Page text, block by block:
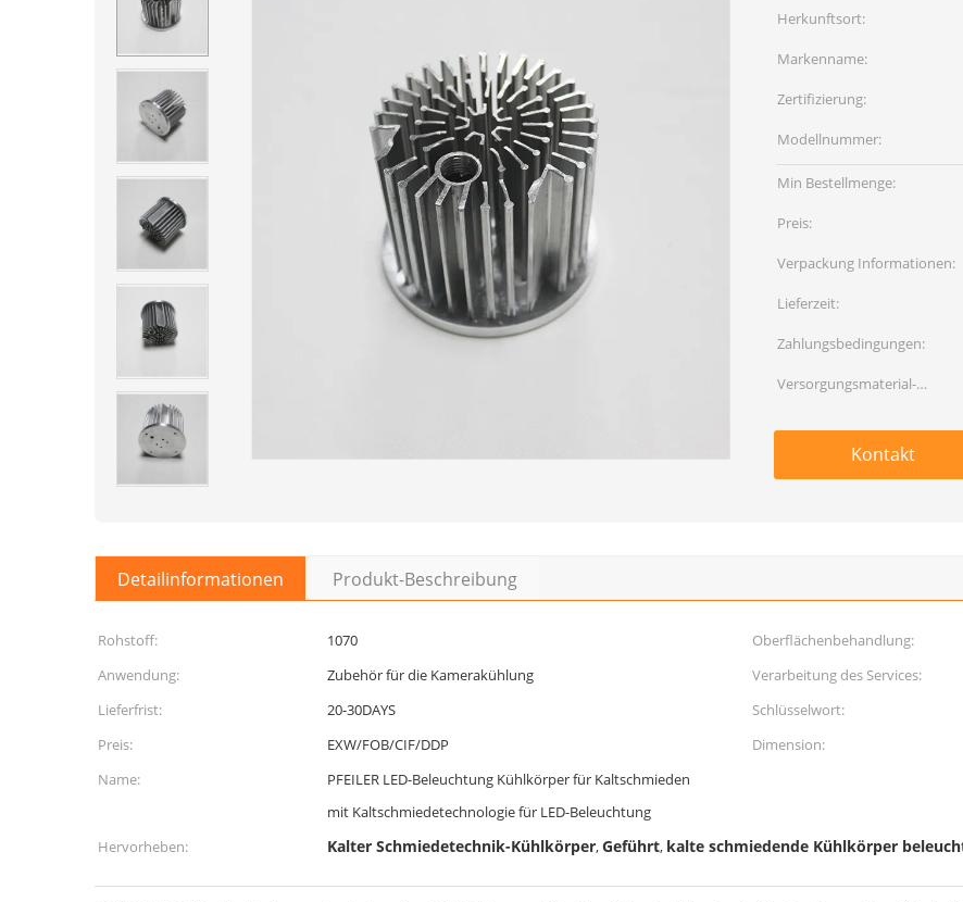
Herkunftsort:
Markenname:
Zertifizierung:
Modellnummer:
Min Bestellmenge:
Preis:
Verpackung Informationen:
Lieferzeit:
Zahlungsbedingungen:
Versorgungsmaterial-
Kontakt
Detailinformationen Produkt-Beschreibung
Rohstoff: 1070 Oberflächenbehandlung:
Anwendung:
Zubehör für die Kamerakühlung Verarbeitung des Services:
Lieferfrist:
20-30DAYS Schlüsselwort:
Preis:
EXW/FOB/CIF/DDP Dimension:
Name:
PFEILER LED-Beleuchtung Kühlkörper für Kaltschmieden
mit Kaltschmiedetechnologie für LED-Beleuchtung
Hervorheben:
Kalter Schmiedetechnik-Kühlkörper,Geführt, kalte schmiedende Kühlkörper